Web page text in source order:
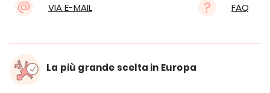
VIA E-MAIL FAQ
La più grande scelta in Europa